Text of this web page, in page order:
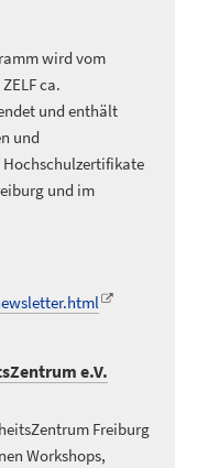
wird vom
ca.
und enthält
und
und im
e.V.
Freiburg
Workshops,